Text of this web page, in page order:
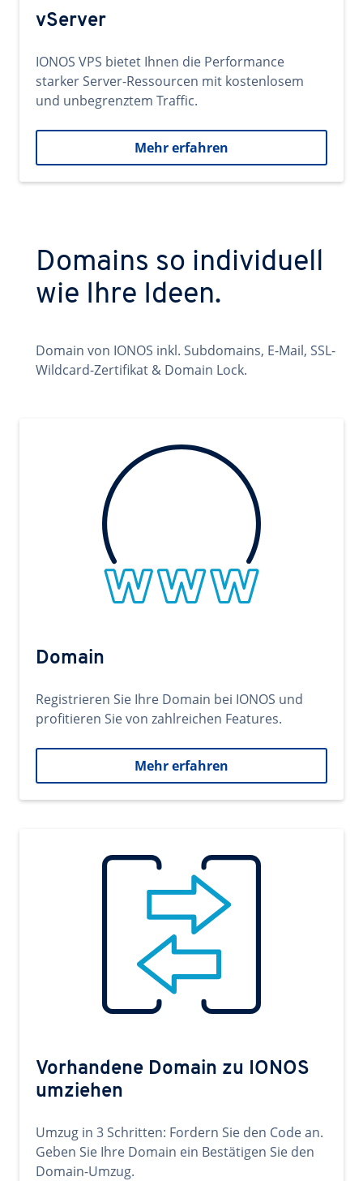
vServer
IONOS VPS bietet Ihnen die Performance
starker Server-Ressourcen mit kostenlosem
und unbegrenztem Traffic.
Mehr erfahren
Domains so individuell
wie Ihre Ideen.
Domain von IONOS inkl. Subdomains, E-Mail, SSL-
Wildcard-Zertifikat & Domain Lock.
Domain
Registrieren Sie Ihre Domain bei IONOS und
profitieren Sie von zahlreichen Features.
Mehr erfahren
Vorhandene Domain zu IONOS
umziehen
Umzug in 3 Schritten: Fordern Sie den Code an.
Geben Sie Ihre Domain ein Bestätigen Sie den
Domain-Umzug.